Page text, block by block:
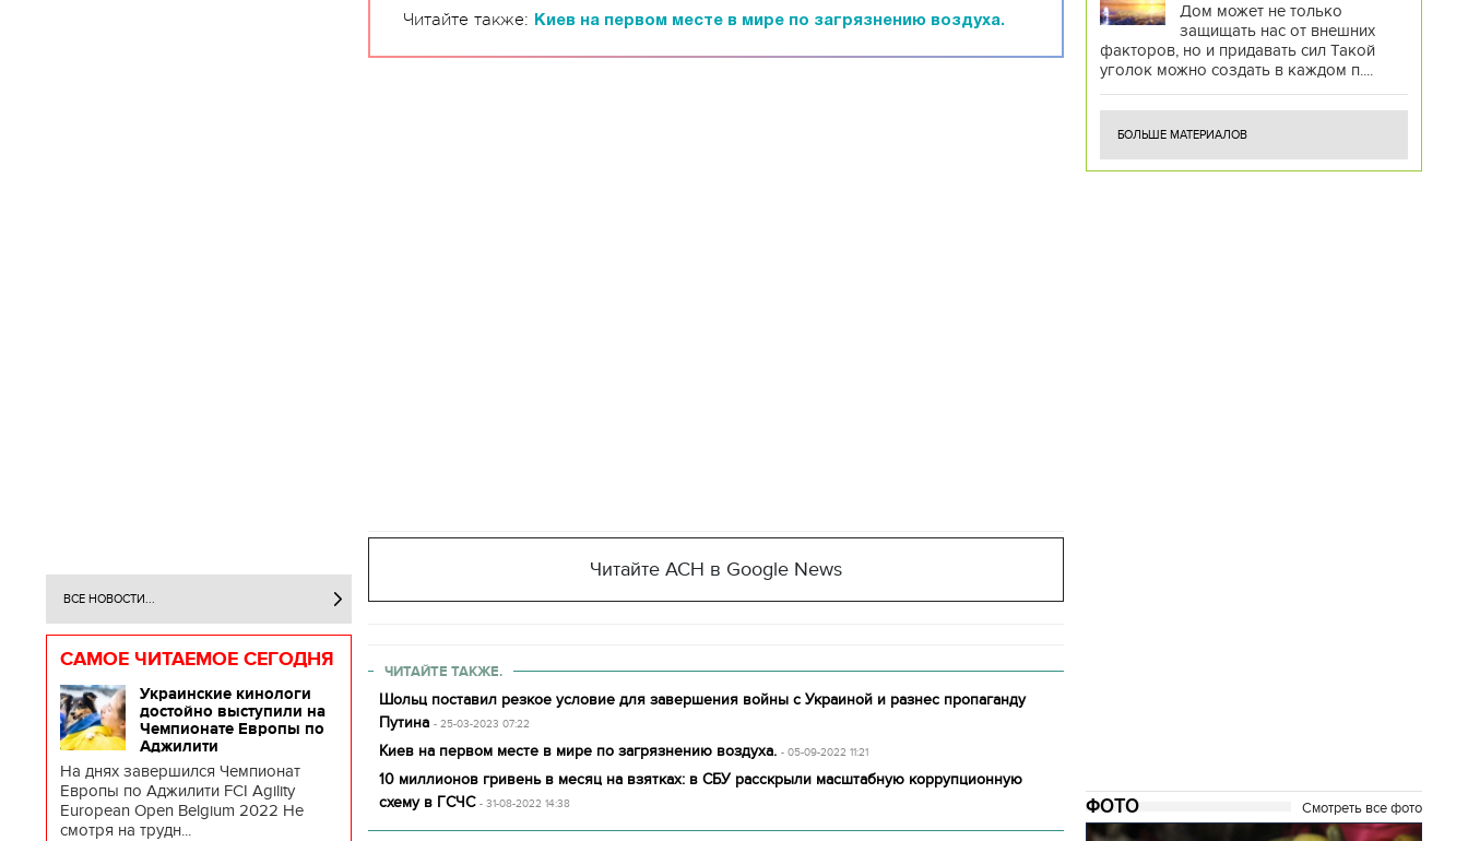
ВСЕ НОВОСТИ...
САМОЕ ЧИТАЕМОЕ СЕГОДНЯ
Украинские кинологи
достойно выступили на
Чемпионате Европы по
Аджилити
На днях завершился Чемпионат
Европы по Аджилити FCI Agility
European Open Belgium 2022 Не
смотря на трудн...
Читайте также: Киев на первом месте в мире по загрязнению воздуха.
Читайте АСН в Google News
ЧИТАЙТЕ ТАКЖЕ.
Шольц поставил резкое условие для завершения войны с Украиной и разнес пропаганду
Путина - 25-03-2023 07:22
Киев на первом месте в мире по загрязнению воздуха. - 05-09-2022 11:21
10 миллионов гривень в месяц на взятках: в СБУ расскрыли масштабную коррупционную
схему в ГСЧС - 31-08-2022 14:38
Дом может не только
защищать нас от внешних
факторов, но и придавать сил Такой
уголок можно создать в каждом п....
БОЛЬШЕ МАТЕРИАЛОВ
ФОТО Смотреть все фото